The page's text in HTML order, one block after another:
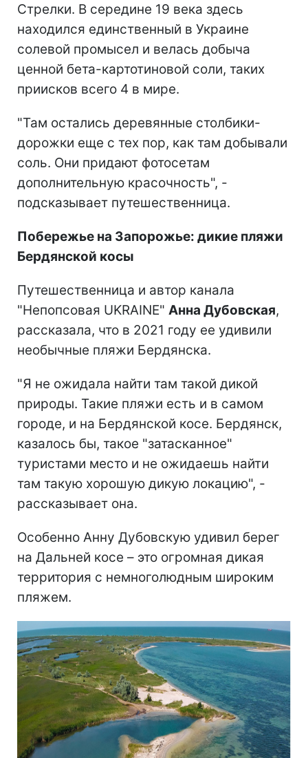
Стрелки. В середине 19 века здесь
находился единственный в Украине
солевой промысел и велась добыча
ценной бета-картотиновой соли, таких
приисков всего 4 в мире.
"Там остались деревянные столбики-
дорожки еще с тех пор, как там добывали
соль. Они придают фотосетам
дополнительную красочность", -
подсказывает путешественница.
Побережье на Запорожье: дикие пляжи
Бердянской косы
Путешественница и автор канала
"Непопсовая UKRAINE" Анна Дубовская,
рассказала, что в 2021 году ее удивили
необычные пляжи Бердянска.
"Я не ожидала найти там такой дикой
природы. Такие пляжи есть и в самом
городе, и на Бердянской косе. Бердянск,
казалось бы, такое "затасканное"
туристами место и не ожидаешь найти
там такую хорошую дикую локацию", -
рассказывает она.
Особенно Анну Дубовскую удивил берег
на Дальней косе – это огромная дикая
территория с немноголюдным широким
пляжем.